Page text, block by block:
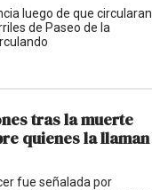
luego de que circularan
de Paseo de la
tras la muerte
quienes la llaman
fue señalada por